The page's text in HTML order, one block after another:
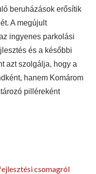
beruházások erősítik
A megújult
ingyenes parkolási
és a későbbi
azt szolgálja, hogy a
hanem Komárom
pilléreként
csomagról